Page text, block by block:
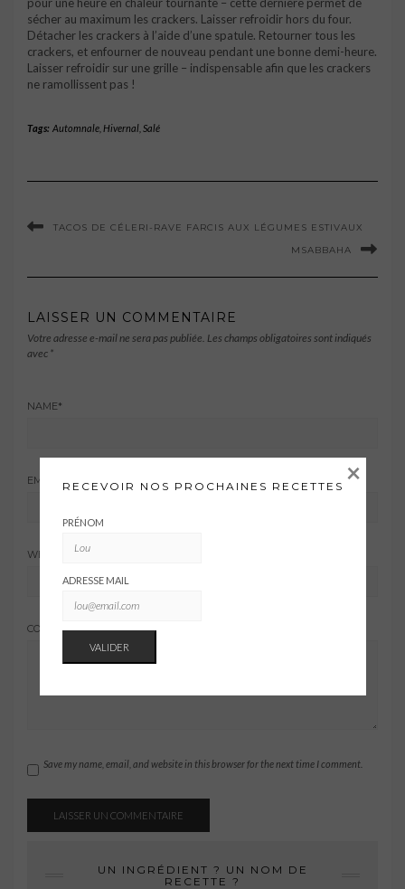
sécher au maximum les crackers. Laisser refroidir hors du four.
Détacher les crackers à l’aide d’une spatule. Retourner tous les
crackers, et enfourner de nouveau pendant une bonne demi-heure.
Laisser refroidir sur une grille – indispensable afin que les crackers
ne ramollissent pas !
Tags: Automnale, Hivernal, Salé
TACOS DE CÉLERI-RAVE FARCIS AUX LÉGUMES ESTIVAUX
MSABBAHA
LAISSER UN COMMENTAIRE
Votre adresse e-mail ne sera pas publiée. Les champs obligatoires sont indiqués
avec *
NAME*
EMAIL ADDRESS
WEBSITE
COMMENT
Save my name, email, and website in this browser for the next time I comment.
UN INGRÉDIENT ? UN NOM DE
RECETTE ?
RECEVOIR NOS PROCHAINES RECETTES
PRÉNOM
ADRESSE MAIL
×